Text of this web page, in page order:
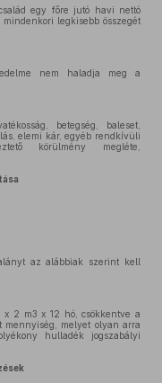
egy főre jutó havi nettó
legkisebb összegét
nem haladja meg a
betegség, baleset,
elemi kár, egyéb rendkívüli
körülmény megléte,
az alábbiak szerint kell
x 2 m3 x 12 hó, csökkentve a
mennyiség, melyet olyan arra
hulladék jogszabályi